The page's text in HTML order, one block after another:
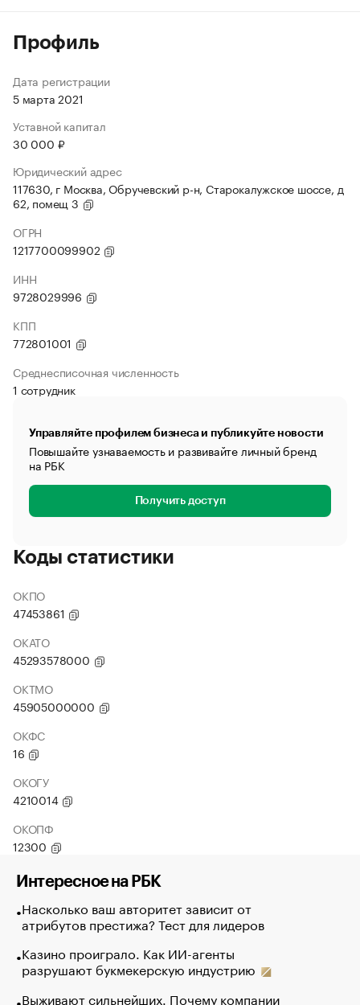
Профиль
Дата регистрации
5 марта 2021
Уставной капитал
30 000 ₽
Юридический адрес
117630, г Москва, Обручевский р-н, Старокалужское шоссе, д
62, помещ 3
ОГРН
1217700099902
ИНН
9728029996
КПП
772801001
Среднесписочная численность
1 сотрудник
Управляйте профилем бизнеса и публикуйте новости
Повышайте узнаваемость и развивайте личный бренд
на РБК
Получить доступ
Коды статистики
ОКПО
47453861
ОКАТО
45293578000
ОКТМО
45905000000
ОКФС
16
ОКОГУ
4210014
ОКОПФ
12300
Интересное на РБК
Насколько ваш авторитет зависит от
атрибутов престижа? Тест для лидеров
Казино проиграло. Как ИИ-агенты
разрушают букмекерскую индустрию
Выживают сильнейших. Почему компании